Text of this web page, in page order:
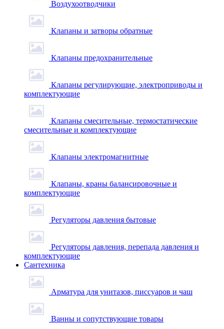
Воздухоотводчики
Клапаны и затворы обратные
Клапаны предохранительные
Клапаны регулирующие, электроприводы и
комплектующие
Клапаны смесительные, термостатические
смесительные и комплектующие
Клапаны электромагнитные
Клапаны, краны балансировочные и
комплектующие
Регуляторы давления бытовые
Регуляторы давления, перепада давления и
комплектующие
Сантехника
Арматура для унитазов, писсуаров и чаш
Ванны и сопутствующие товары